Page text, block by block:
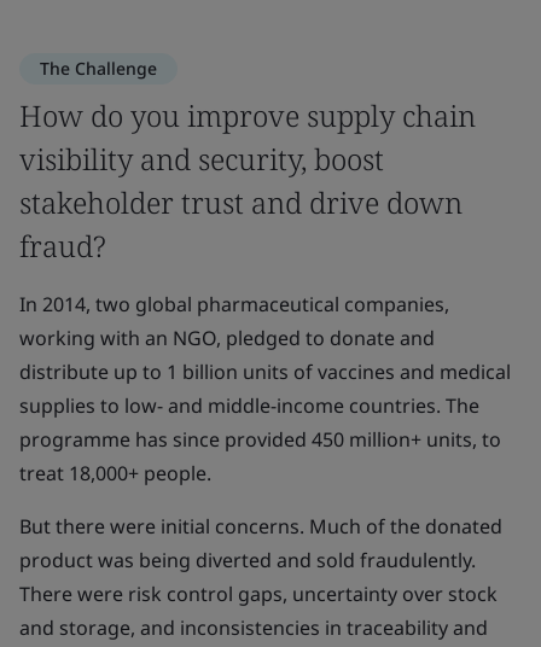
The Challenge
How do you improve supply chain
visibility and security, boost
stakeholder trust and drive down
fraud?
In 2014, two global pharmaceutical companies,
working with an NGO, pledged to donate and
distribute up to 1 billion units of vaccines and medical
supplies to low- and middle-income countries. The
programme has since provided 450 million+ units, to
treat 18,000+ people.
But there were initial concerns. Much of the donated
product was being diverted and sold fraudulently.
There were risk control gaps, uncertainty over stock
and storage, and inconsistencies in traceability and